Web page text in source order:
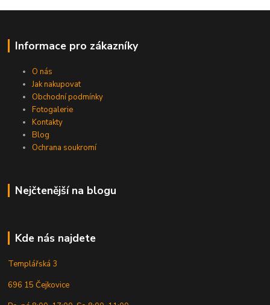
Informace pro zákazníky
O nás
Jak nakupovat
Obchodní podmínky
Fotogalerie
Kontakty
Blog
Ochrana soukromí
Nejčtenější na blogu
Kde nás najdete
Templářská 3
696 15 Čejkovice